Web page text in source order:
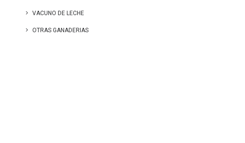
VACUNO DE LECHE
OTRAS GANADERIAS